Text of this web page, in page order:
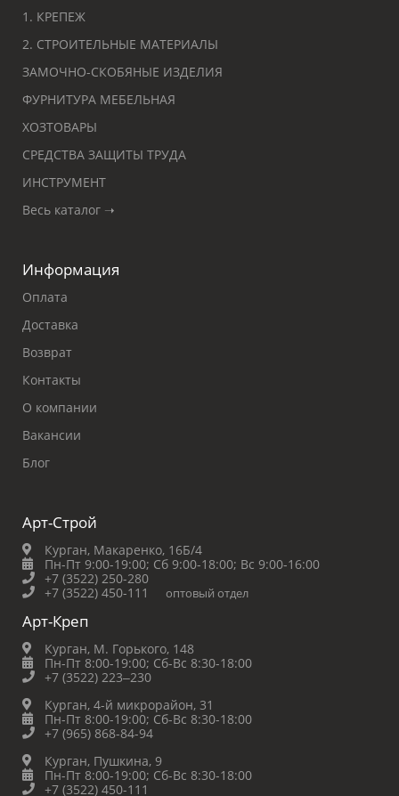
1. КРЕПЕЖ
2. СТРОИТЕЛЬНЫЕ МАТЕРИАЛЫ
ЗАМОЧНО-СКОБЯНЫЕ ИЗДЕЛИЯ
ФУРНИТУРА МЕБЕЛЬНАЯ
ХОЗТОВАРЫ
СРЕДСТВА ЗАЩИТЫ ТРУДА
ИНСТРУМЕНТ
Весь каталог ➝
Информация
Оплата
Доставка
Возврат
Контакты
О компании
Вакансии
Блог
Арт-Строй
Курган, Макаренко, 16Б/4
Пн-Пт 9:00-19:00; Сб 9:00-18:00; Вс 9:00-16:00
+7 (3522) 250-280
+7 (3522) 450-111
оптовый отдел
Арт-Креп
Курган, М. Горького, 148
Пн-Пт 8:00-19:00; Сб-Вс 8:30-18:00
+7 (3522) 223‒230
Курган, 4-й микрорайон, 31
Пн-Пт 8:00-19:00; Сб-Вс 8:30-18:00
+7 (965) 868-84-94
Курган, Пушкина, 9
Пн-Пт 8:00-19:00; Сб-Вс 8:30-18:00
+7 (3522) 450-111